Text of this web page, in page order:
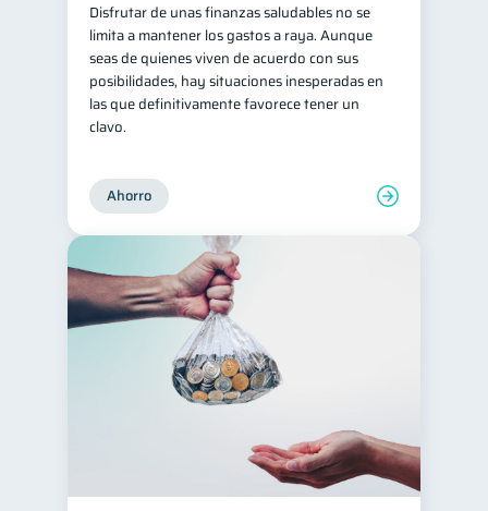
Disfrutar de unas finanzas saludables no se
limita a mantener los gastos a raya. Aunque
seas de quienes viven de acuerdo con sus
posibilidades, hay situaciones inesperadas en
las que definitivamente favorece tener un
clavo.
Ahorro